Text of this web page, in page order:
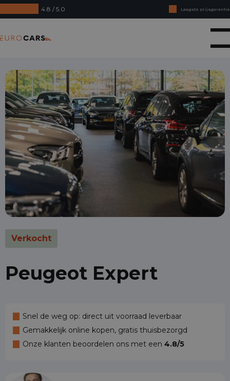
4.8 / 5.0
Laagste prijsgarantie
Online kopen, niet goed geld terug
Financial lease - Soepele acceptatie
Verkocht
Peugeot Expert
Snel de weg op: direct uit voorraad leverbaar
Gemakkelijk online kopen, gratis thuisbezorgd
Onze klanten beoordelen ons met een 4.8/5